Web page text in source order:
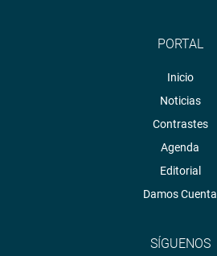
PORTAL
Inicio
Noticias
Contrastes
Agenda
Editorial
Damos Cuenta
SÍGUENOS